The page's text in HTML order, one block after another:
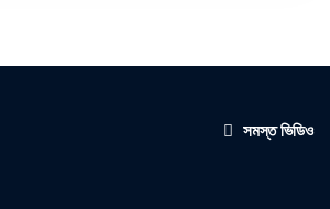
সমস্ত ভিডিও